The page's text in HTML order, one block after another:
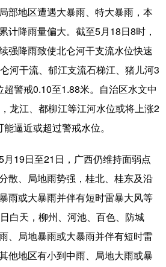
库 全球连线 教育
体育 文化
访谈 视频
文件 金融 汽车
信息化 乡村振兴
旅游
娱乐 时尚
书画 一带一路
文化产业
部地区遭遇大暴雨、特大暴雨，本
计降雨量偏大。截至5月18日8时，
强降雨致使北仑河干支流水位快速
河干流、郁江支流石梯江、猪儿河3
警戒0.10至1.88米。自治区水文中
龙江、都柳江等江河水位或将上涨2
逼近或超过警戒水位。
19日至21日，广西仍维持面弱点
散、局地雨势强，桂北、桂东及沿
雨或大暴雨并伴有短时雷暴大风等
白天，柳州、河池、百色、防城
、局地暴雨或大暴雨并伴有短时雷
他地区有小到中雨、局地大雨或暴